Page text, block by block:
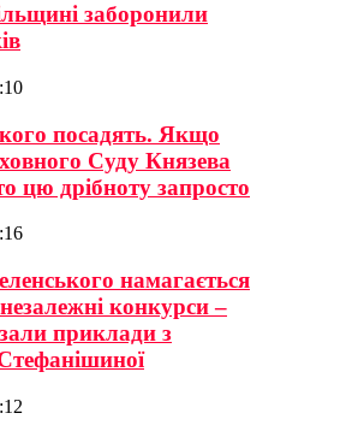
заборонили
посадять. Якщо
Суду Князева
цю дрібноту запросто
намагається
конкурси –
приклади з